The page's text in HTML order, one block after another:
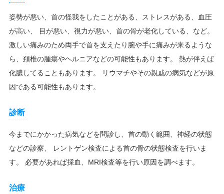
姿勢が悪い、首の怪我をしたことがある、ストレスがある、血圧
が高い、 目が悪い、視力が悪い、首の骨が老化している、など。
激しい痛みのため両手で首を支えたり腕や手に痛みが来るような
ら、頚椎の腫瘍やヘルニアなどの可能性もあります。 熱が伴えば
化膿してることもあります。 リウマチやその親戚の病気などが原
因である可能性もあります。
診断
今までにかかった病気などを問診し、首の動く範囲、神経の状態
などの診察、 レントゲン検査による首の骨の状態検査を行いま
す。 必要があれば採血、MRI検査等を行い原因を調べます。
治療